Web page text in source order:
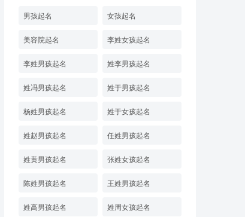
男孩起名 女孩起名
美容院起名 李姓女孩起名
李姓男孩起名 姓李男孩起名
姓冯男孩起名 姓于男孩起名
杨姓男孩起名 姓于女孩起名
姓赵男孩起名 任姓男孩起名
姓黄男孩起名 张姓女孩起名
陈姓男孩起名 王姓男孩起名
姓高男孩起名 姓周女孩起名